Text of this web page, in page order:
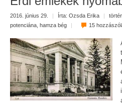
2016. június 29. | Írta: Ozsda Erika |
potenciána hamza bég | 15